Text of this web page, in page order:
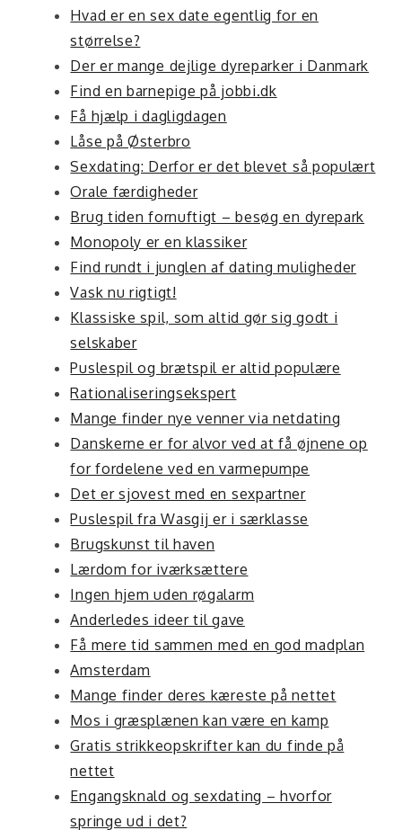
Hvad er en sex date egentlig for en
størrelse?
Der er mange dejlige dyreparker i Danmark
Find en barnepige på jobbi.dk
Få hjælp i dagligdagen
Låse på Østerbro
Sexdating: Derfor er det blevet så populært
Orale færdigheder
Brug tiden fornuftigt – besøg en dyrepark
Monopoly er en klassiker
Find rundt i junglen af dating muligheder
Vask nu rigtigt!
Klassiske spil, som altid gør sig godt i
selskaber
Puslespil og brætspil er altid populære
Rationaliseringsekspert
Mange finder nye venner via netdating
Danskerne er for alvor ved at få øjnene op
for fordelene ved en varmepumpe
Det er sjovest med en sexpartner
Puslespil fra Wasgij er i særklasse
Brugskunst til haven
Lærdom for iværksættere
Ingen hjem uden røgalarm
Anderledes ideer til gave
Få mere tid sammen med en god madplan
Amsterdam
Mange finder deres kæreste på nettet
Mos i græsplænen kan være en kamp
Gratis strikkeopskrifter kan du finde på
nettet
Engangsknald og sexdating – hvorfor
springe ud i det?